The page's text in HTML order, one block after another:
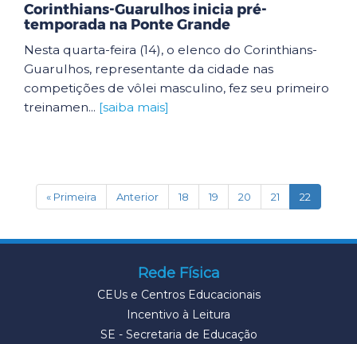
Corinthians-Guarulhos inicia pré-
temporada na Ponte Grande
Nesta quarta-feira (14), o elenco do Corinthians-
Guarulhos, representante da cidade nas
competições de vôlei masculino, fez seu primeiro
treinamen... [saiba mais]
« Primeira Anterior 18 19 20 21 22
Rede Física
CEUs e Centros Educacionais
Incentivo à Leitura
SE - Secretaria de Educação